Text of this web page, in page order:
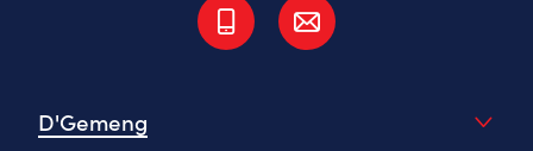
D'Gemeng